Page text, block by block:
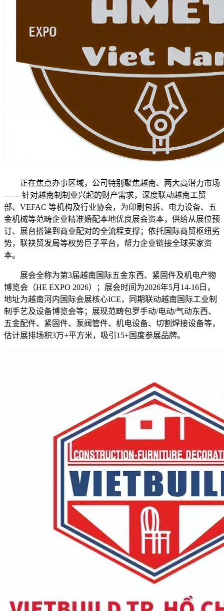
正在焦点办事区域，公司特别聚焦越南、两大高潜力市场
—— 针对越南制制业兴起的财产需求，深度联动越南工贸
部、VEFAC 等机构及行业协会，为印刷包拆、电力设备、五
金机械等范畴企业精准婚配本地优良展会资本，供给从展位预
订、展台搭建到商业配对的全流程支撑；依托国际商贸枢纽劣
势，联袂贸发局等权势巨子平台，帮力企业链接全球买家资
本。
展会全称为第3届越南国际五金东西、紧固件及机电产物
博览会（HE EXPO 2026）；展会时间为2026年5月14-16日，
地址为越南河内国际会展核心ICE，同期联动越南国际工业制
制手艺及设备博览会等；展现范畴包罗手动/电动/气动东西、
五金配件、紧固件、泵阀管件、机电设备、切割焊接设备等，
估计展排场积3万+平方米，吸引15+国度参展品牌。